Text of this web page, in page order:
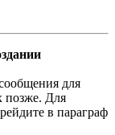
для
позже. Для
в параграф